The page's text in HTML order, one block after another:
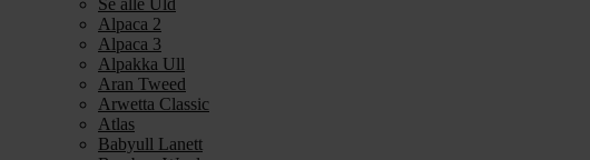
Se alle Uld
Alpaca 2
Alpaca 3
Alpakka Ull
Aran Tweed
Arwetta Classic
Atlas
Babyull Lanett